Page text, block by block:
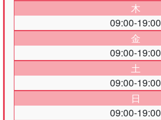
木
09:00-19:00
金
09:00-19:00
土
09:00-19:00
日
09:00-19:00